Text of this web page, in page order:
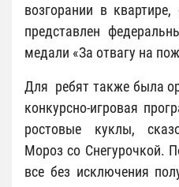
возгорании в
представлен
медали «За отвагу на
Для ребят также была
конкурсно-игровая
ростовые куклы,
Мороз со Снегурочкой.
все без исключения